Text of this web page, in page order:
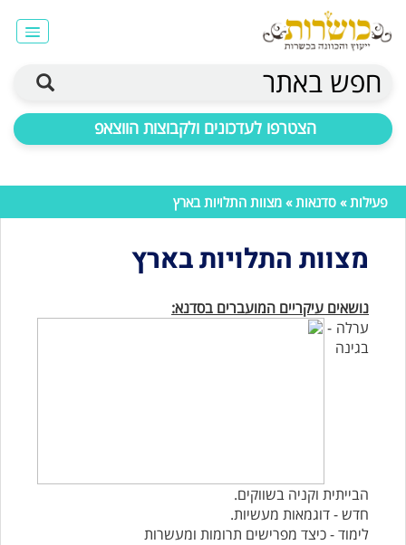
חפש באתר
הצטרפו לעדכונים ולקבוצות הווצאפ
פעילות» סדנאות» מצוות התלויות בארץ
מצוות התלויות בארץ
נושאים עיקריים המועברים בסדנא:
ערלה -
בגינה
הבייתית וקניה בשווקים.
חדש - דוגמאות מעשיות.
לימוד - כיצד מפרישים תרומות ומעשרות